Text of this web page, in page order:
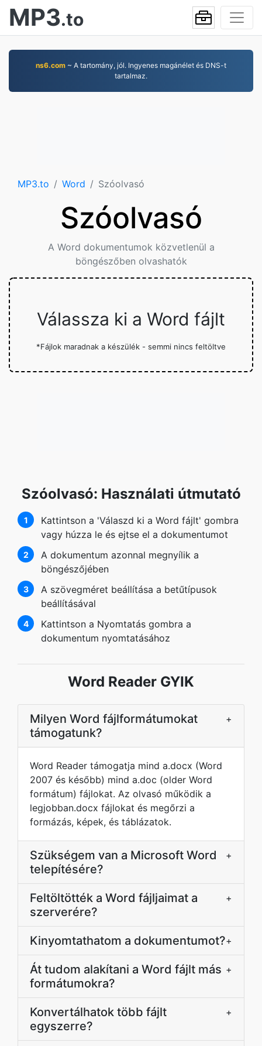
MP3.to
ns6.com ~ A tartomány, jól. Ingyenes magánélet és DNS-t
tartalmaz.
MP3.to Word Szóolvasó
Szóolvasó
A Word dokumentumok közvetlenül a
böngészőben olvashatók
Válassza ki a Word fájlt
*Fájlok maradnak a készülék - semmi nincs feltöltve
Szóolvasó: Használati útmutató
1
Kattintson a 'Válaszd ki a Word fájlt' gombra
vagy húzza le és ejtse el a dokumentumot
2
A dokumentum azonnal megnyílik a
böngészőjében
3
A szövegméret beállítása a betűtípusok
beállításával
4
Kattintson a Nyomtatás gombra a
dokumentum nyomtatásához
Word Reader GYIK
Milyen Word fájlformátumokat
támogatunk?
+
Word Reader támogatja mind a.docx (Word
2007 és később) mind a.doc (older Word
formátum) fájlokat. Az olvasó működik a
legjobban.docx fájlokat és megőrzi a
formázás, képek, és táblázatok.
Szükségem van a Microsoft Word
telepítésére?
+
Feltöltötték a Word fájljaimat a
szerverére?
+
Kinyomtathatom a dokumentumot?+
Át tudom alakítani a Word fájlt más
formátumokra?
+
Konvertálhatok több fájlt
egyszerre?
+